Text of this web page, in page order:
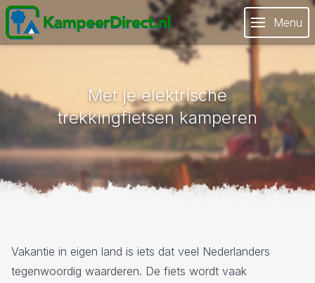
Menu
Met je elektrische
trekkingfietsen kamperen
Vakantie in eigen land is iets dat veel Nederlanders
tegenwoordig waarderen. De fiets wordt vaak